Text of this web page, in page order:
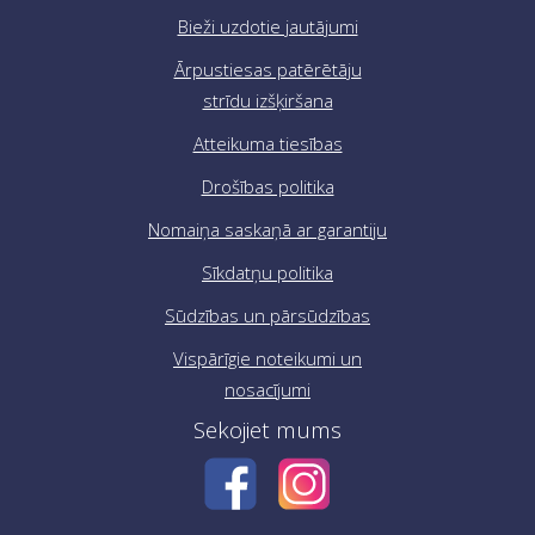
Bieži uzdotie jautājumi
Ārpustiesas patērētāju
strīdu izšķiršana
Atteikuma tiesības
Drošības politika
Nomaiņa saskaņā ar garantiju
Sīkdatņu politika
Sūdzības un pārsūdzības
Vispārīgie noteikumi un
nosacījumi
Sekojiet mums